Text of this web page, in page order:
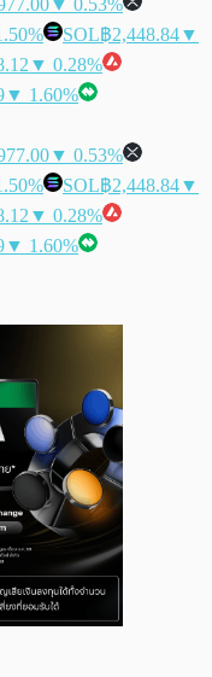
SOL฿2,448.84▼
▼ 0.28%
▼ 1.60%
▼ 0.53%
SOL฿2,448.84▼
▼ 0.28%
▼ 1.60%